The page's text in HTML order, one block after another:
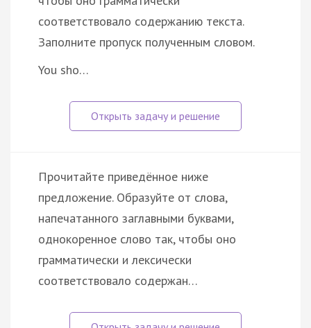
соответствовало содержанию текста.
Заполните пропуск полученным словом.
You sho…
Прочитайте приведённое ниже
предложение. Образуйте от слова,
напечатанного заглавными буквами,
однокоренное слово так, чтобы оно
грамматически и лексически
соответствовало содержан…